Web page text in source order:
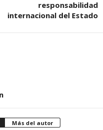
responsabilidad
internacional del Estado
Más del autor